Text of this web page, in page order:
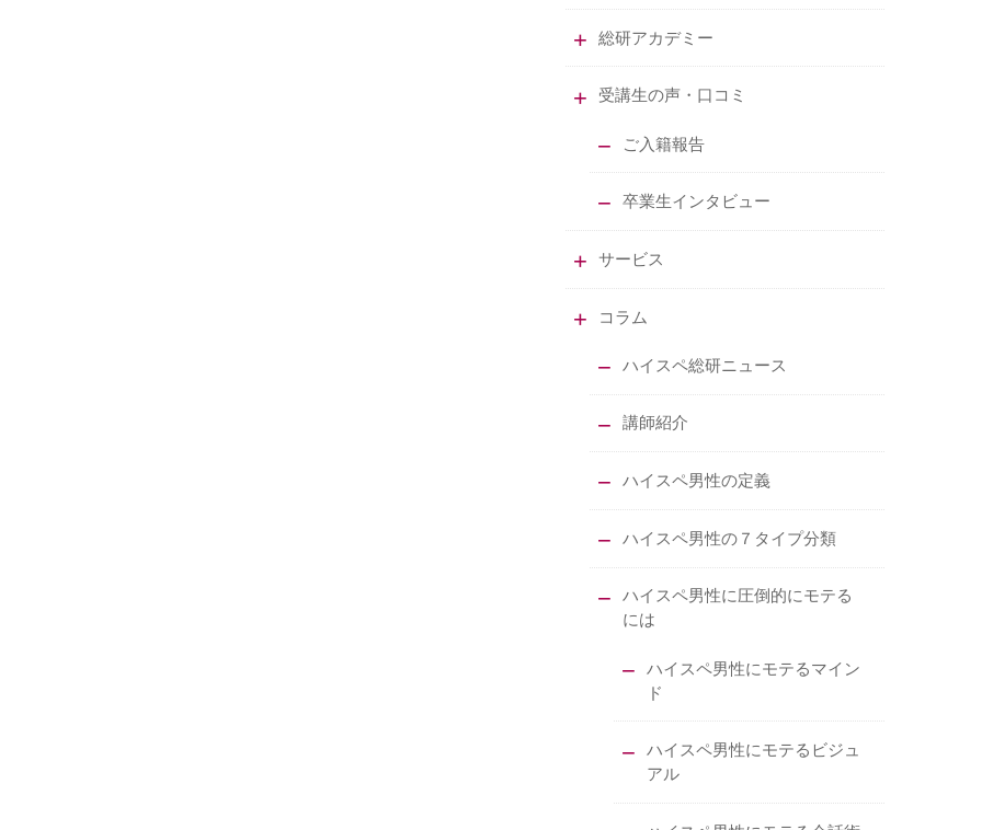
総研アカデミー
受講生の声・口コミ
ご入籍報告
卒業生インタビュー
サービス
コラム
ハイスペ総研ニュース
講師紹介
ハイスペ男性の定義
ハイスペ男性の７タイプ分類
ハイスペ男性に圧倒的にモテる
には
ハイスペ男性にモテるマイン
ド
ハイスペ男性にモテるビジュ
アル